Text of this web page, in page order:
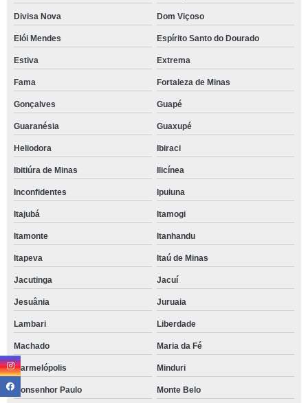
Divisa Nova Dom Viçoso
Elói Mendes Espírito Santo do Dourado
Estiva Extrema
Fama Fortaleza de Minas
Gonçalves Guapé
Guaranésia Guaxupé
Heliodora Ibiraci
Ibitiúra de Minas Ilicínea
Inconfidentes Ipuiuna
Itajubá Itamogi
Itamonte Itanhandu
Itapeva Itaú de Minas
Jacutinga Jacuí
Jesuânia Juruaia
Lambari Liberdade
Machado Maria da Fé
Marmelópolis Minduri
Monsenhor Paulo Monte Belo